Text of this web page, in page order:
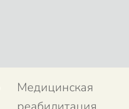
Медицинская